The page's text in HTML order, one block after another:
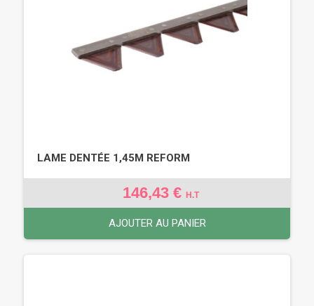
LAME DENTÉE 1,45M REFORM
146,43 € H.T
AJOUTER AU PANIER